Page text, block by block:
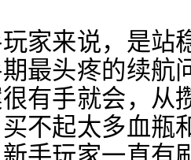
家来说，是站
最头疼的续航
有手就会，从
不起太多血瓶